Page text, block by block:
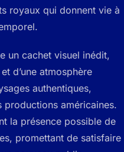
royaux qui donnent vie à
un cachet visuel inédit,
d’une atmosphère
authentiques,
productions américaines.
la présence possible de
promettant de satisfaire